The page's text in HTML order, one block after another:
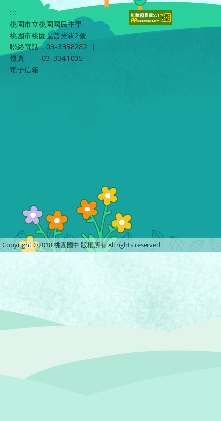
:::
桃園市立桃園國民中學
桃園市桃園區莒光街2號
聯絡電話
03-3358282
|
傳真
03-3341005
電子信箱
Copyright ©2018 桃園國中 版權所有 All rights reserved